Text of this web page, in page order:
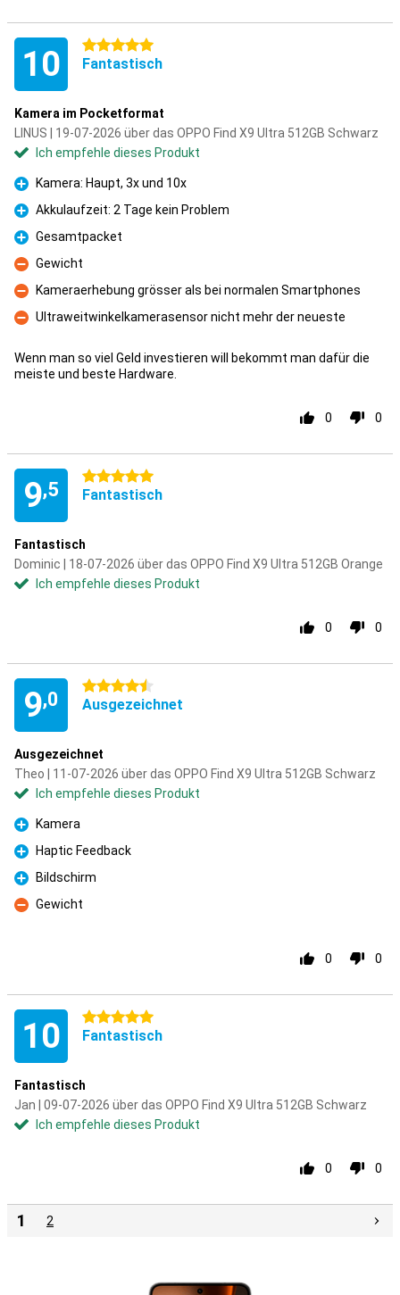
10 5 Sterne
Fantastisch
Kamera im Pocketformat
LINUS | 19-07-2026 über das OPPO Find X9 Ultra 512GB Schwarz
Ich empfehle dieses Produkt
Pro
Kamera: Haupt, 3x und 10x
Pro
Akkulaufzeit: 2 Tage kein Problem
Pro
Gesamtpacket
Kontra
Gewicht
Kontra
Kameraerhebung grösser als bei normalen Smartphones
Kontra
Ultraweitwinkelkamerasensor nicht mehr der neueste
Wenn man so viel Geld investieren will bekommt man dafür die
meiste und beste Hardware.
0 0
9,5
5 Sterne
Fantastisch
Fantastisch
Dominic | 18-07-2026 über das OPPO Find X9 Ultra 512GB Orange
Ich empfehle dieses Produkt
0 0
9,0
4.5 Sterne
Ausgezeichnet
Ausgezeichnet
Theo | 11-07-2026 über das OPPO Find X9 Ultra 512GB Schwarz
Ich empfehle dieses Produkt
Pro
Kamera
Pro
Haptic Feedback
Pro
Bildschirm
Kontra
Gewicht
0 0
10 5 Sterne
Fantastisch
Fantastisch
Jan | 09-07-2026 über das OPPO Find X9 Ultra 512GB Schwarz
Ich empfehle dieses Produkt
0 0
1 2